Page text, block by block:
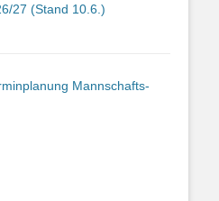
27 (Stand 10.6.)
Mannschafts-